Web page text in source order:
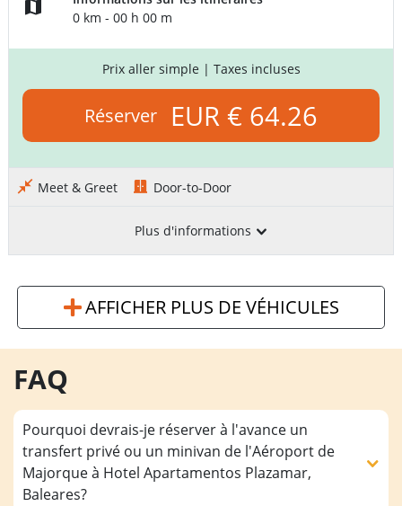
0 km - 00 h 00 m
Prix aller simple | Taxes incluses
Réserver EUR € 64.26
Meet & Greet Door-to-Door
Plus d'informations
AFFICHER PLUS DE VÉHICULES
FAQ
Pourquoi devrais-je réserver à l'avance un
transfert privé ou un minivan de l'Aéroport de
Majorque à Hotel Apartamentos Plazamar,
Baleares?